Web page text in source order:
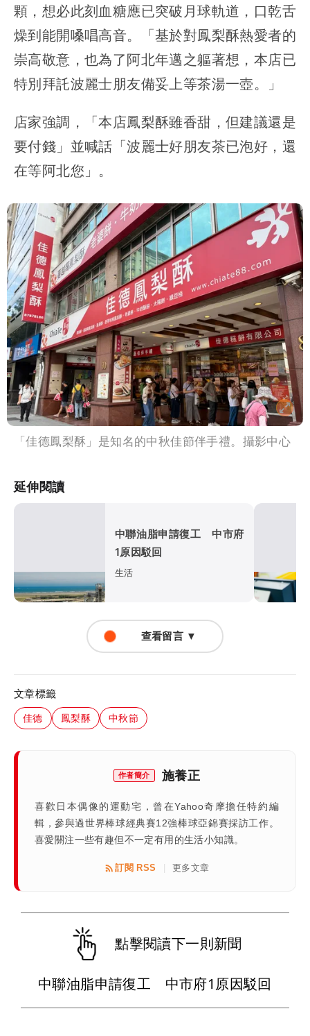
顆，想必此刻血糖應已突破月球軌道，口乾舌
燥到能開嗓唱高音。「基於對鳳梨酥熱愛者的
崇高敬意，也為了阿北年邁之軀著想，本店已
特別拜託波麗士朋友備妥上等茶湯一壺。」
店家強調，「本店鳳梨酥雖香甜，但建議還是
要付錢」並喊話「波麗士好朋友茶已泡好，還
在等阿北您」。
「佳德鳳梨酥」是知名的中秋佳節伴手禮。攝影中心
延伸閱讀
中聯油脂申請復工 中市府
1原因駁回
生活
查看留言 ▼
文章標籤
佳德 鳳梨酥 中秋節
作者簡介 施養正
喜歡日本偶像的運動宅，曾在Yahoo奇摩擔任特約編
輯，參與過世界棒球經典賽12強棒球亞錦賽採訪工作。
喜愛關注一些有趣但不一定有用的生活小知識。
訂閱 RSS 更多文章
點擊閱讀下一則新聞
中聯油脂申請復工 中市府1原因駁回